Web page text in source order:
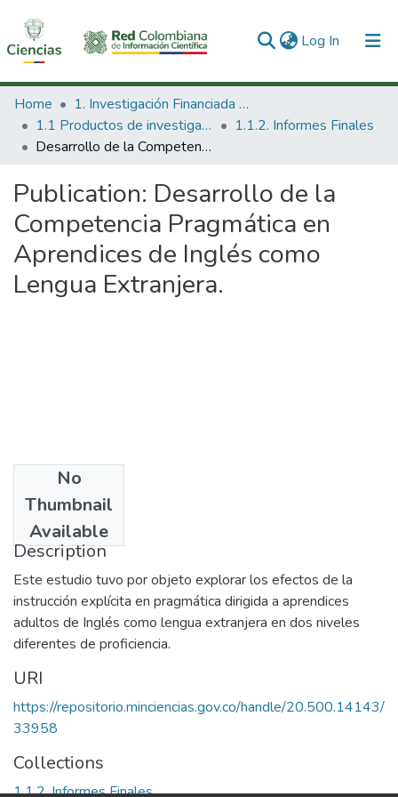
Log In (current)
Communities & Collections
All of DSpace
Home
1. Investigación Financiada con Recursos Públicos
1.1 Productos de investigación
1.1.2. Informes Finales
Desarrollo de la Competencia Pragmática en Aprendices de Inglés como Lengua Extranjera.
Publication: Desarrollo de la
Competencia Pragmática en
Aprendices de Inglés como
Lengua Extranjera.
No
Thumbnail
Available
2006
Description
Este estudio tuvo por objeto explorar los efectos de la
instrucción explícita en pragmática dirigida a aprendices
adultos de Inglés como lengua extranjera en dos niveles
diferentes de proficiencia.
URI
https://repositorio.minciencias.gov.co/handle/20.500.14143/
33958
Collections
1.1.2. Informes Finales